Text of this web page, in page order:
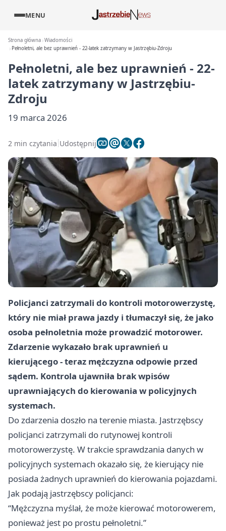
MENU
Strona główna Wiadomości
Pełnoletni, ale bez uprawnień - 22-latek zatrzymany w Jastrzębiu-Zdroju
Pełnoletni, ale bez uprawnień - 22-
latek zatrzymany w Jastrzębiu-
Zdroju
19 marca 2026
2 min czytania Udostępnij
Policjanci zatrzymali do kontroli motorowerzystę,
który nie miał prawa jazdy i tłumaczył się, że jako
osoba pełnoletnia może prowadzić motorower.
Zdarzenie wykazało brak uprawnień u
kierującego - teraz mężczyzna odpowie przed
sądem. Kontrola ujawniła brak wpisów
uprawniających do kierowania w policyjnych
systemach.
Do zdarzenia doszło na terenie miasta. Jastrzębscy
policjanci zatrzymali do rutynowej kontroli
motorowerzystę. W trakcie sprawdzania danych w
policyjnych systemach okazało się, że kierujący nie
posiada żadnych uprawnień do kierowania pojazdami.
Jak podają jastrzębscy policjanci:
“Mężczyzna myślał, że może kierować motorowerem,
ponieważ jest po prostu pełnoletni.”